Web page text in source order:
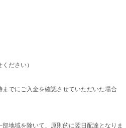
ださい）
でにご入金を確認させていただいた場合
地域を除いて、原則的に翌日配達となりま